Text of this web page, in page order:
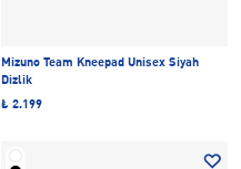
Mizuno Team Kneepad Unisex Siyah
Dizlik
₺ 2.199